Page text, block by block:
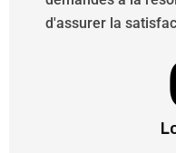
d'assurer la